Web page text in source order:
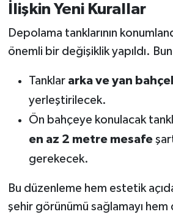
İlişkin Yeni Kurallar
Depolama tanklarının
önemli bir değişiklik yapıldı.
Tanklar arka ve yan
yerleştirilecek.
Ön bahçeye konulacak
en az 2 metre mesafe
gerekecek.
Bu düzenleme hem estetik
şehir görünümü sağlamayı hem